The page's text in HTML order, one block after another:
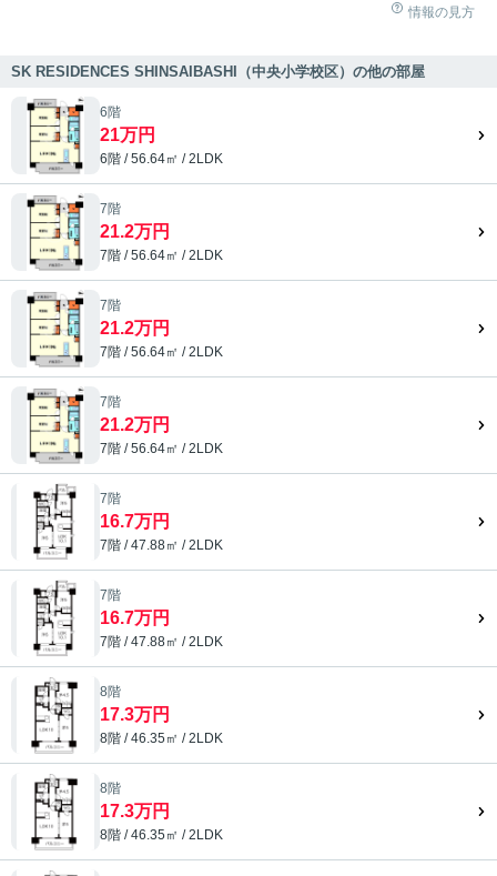
情報の見方
SK RESIDENCES SHINSAIBASHI（中央小学校区）の他の部屋
6階
21万円
6階 / 56.64㎡ / 2LDK
7階
21.2万円
7階 / 56.64㎡ / 2LDK
7階
21.2万円
7階 / 56.64㎡ / 2LDK
7階
21.2万円
7階 / 56.64㎡ / 2LDK
7階
16.7万円
7階 / 47.88㎡ / 2LDK
7階
16.7万円
7階 / 47.88㎡ / 2LDK
8階
17.3万円
8階 / 46.35㎡ / 2LDK
8階
17.3万円
8階 / 46.35㎡ / 2LDK